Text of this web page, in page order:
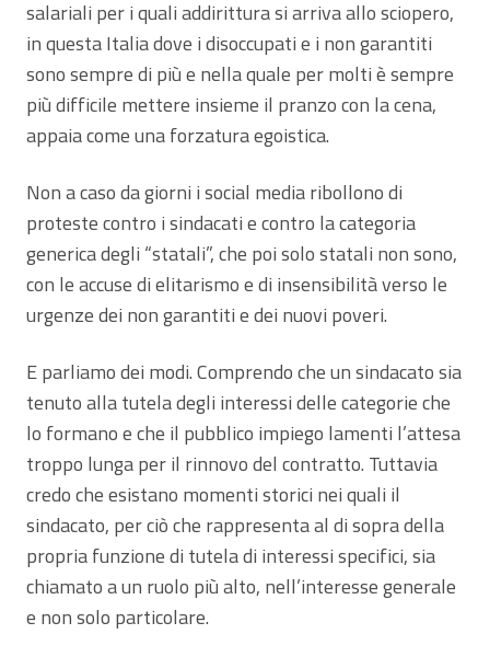
salariali per i quali addirittura si arriva allo sciopero,
in questa Italia dove i disoccupati e i non garantiti
sono sempre di più e nella quale per molti è sempre
più difficile mettere insieme il pranzo con la cena,
appaia come una forzatura egoistica.
Non a caso da giorni i social media ribollono di
proteste contro i sindacati e contro la categoria
generica degli “statali”, che poi solo statali non sono,
con le accuse di elitarismo e di insensibilità verso le
urgenze dei non garantiti e dei nuovi poveri.
E parliamo dei modi. Comprendo che un sindacato sia
tenuto alla tutela degli interessi delle categorie che
lo formano e che il pubblico impiego lamenti l’attesa
troppo lunga per il rinnovo del contratto. Tuttavia
credo che esistano momenti storici nei quali il
sindacato, per ciò che rappresenta al di sopra della
propria funzione di tutela di interessi specifici, sia
chiamato a un ruolo più alto, nell’interesse generale
e non solo particolare.